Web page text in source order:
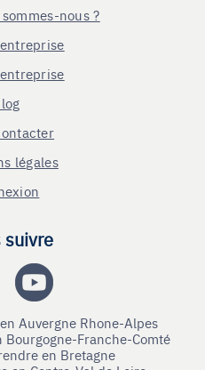
nous ?
légales
suivre
Auvergne Rhone-Alpes
Franche-Comté
en Bretagne